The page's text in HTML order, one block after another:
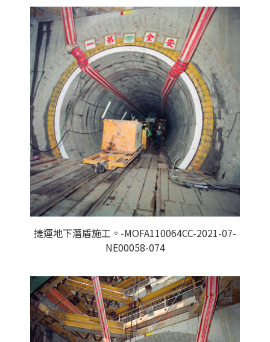
捷運地下潛盾施工。-MOFA110064CC-2021-07-
NE00058-074